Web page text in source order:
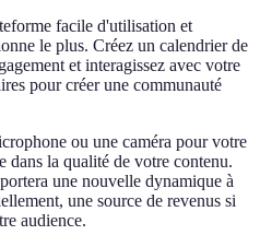
facile d'utilisation et
le plus. Créez un calendrier de
et interagissez avec votre
pour créer une communauté
ou une caméra pour votre
la qualité de votre contenu.
une nouvelle dynamique à
une source de revenus si
audience.